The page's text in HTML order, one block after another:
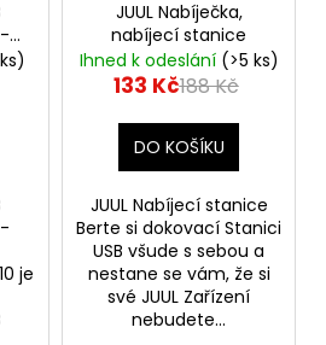
je
JUUL Nabíječka,
nabíjecí stanice
Ihned k odeslání (>5 ks)
133 Kč188 Kč
DO KOŠÍKU
JUUL Nabíjecí stanice
Berte si dokovací Stanici
USB všude s sebou a
nestane se vám, že si
své JUUL Zařízení
nebudete...